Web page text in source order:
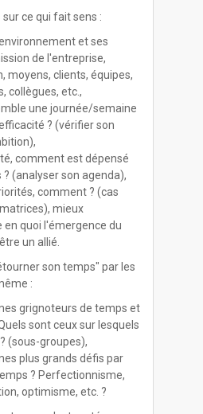
ce qui fait sens :
et ses
de l'entreprise,
moyens, clients, équipes,
collègues, etc.,
une journée/semaine
? (vérifier son
comment est dépensé
(analyser son agenda),
comment ? (cas
mieux
en quoi l'émergence du
un allié.
son temps" par les
:
grignoteurs de temps et
sont ceux sur lesquels
(sous-groupes),
plus grands défis par
? Perfectionnisme,
optimisme, etc. ?